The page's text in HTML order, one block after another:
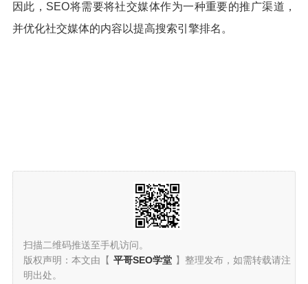
因此，SEO将需要将社交媒体作为一种重要的推广渠道，
并优化社交媒体的内容以提高搜索引擎排名。
扫描二维码推送至手机访问。
版权声明：本文由【 平哥SEO学堂 】整理发布，如需转载请注
明出处。